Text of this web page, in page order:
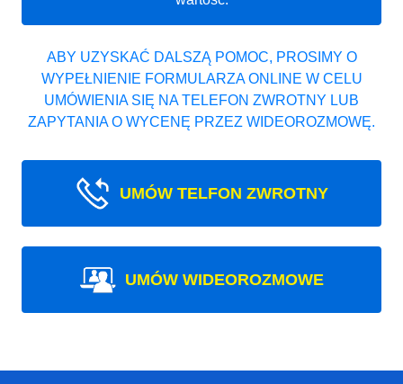
ABY UZYSKAĆ DALSZĄ POMOC, PROSIMY O
WYPEŁNIENIE FORMULARZA ONLINE W CELU
UMÓWIENIA SIĘ NA TELEFON ZWROTNY LUB
ZAPYTANIA O WYCENĘ PRZEZ WIDEOROZMOWĘ.
UMÓW TELFON ZWROTNY
UMÓW WIDEOROZMOWE